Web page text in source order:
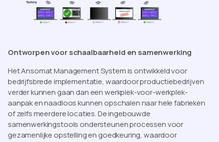
Ontworpen voor schaalbaarheid en samenwerking
Het Ansomat Management System is ontwikkeld voor
bedrijfsbrede implementatie, waardoor productiebedrijven
verder kunnen gaan dan een werkplek-voor-werkplek-
aanpak en naadloos kunnen opschalen naar hele fabrieken
of zelfs meerdere locaties. De ingebouwde
samenwerkingstools ondersteunen processen voor
gezamenlijke opstelling en goedkeuring, waardoor